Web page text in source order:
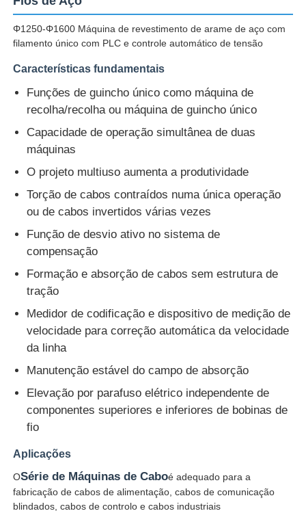
Casa
Produtos
Quem Somos
Fábrica
Controle de Qualidade
Fale Conosco
notícias
Todos os casos
Pedir um orçamento
Linha de produção de extrusão
Φ1250-Φ1600 Máquina de revestimento de arame de aço com
filamento único com PLC e controle automático de tensão
Características fundamentais
Funções de guincho único como máquina de
recolha/recolha ou máquina de guincho único
Capacidade de operação simultânea de duas
máquinas
O projeto multiuso aumenta a produtividade
Torção de cabos contraídos numa única operação
ou de cabos invertidos várias vezes
Função de desvio ativo no sistema de
compensação
Formação e absorção de cabos sem estrutura de
tração
Medidor de codificação e dispositivo de medição de
velocidade para correção automática da velocidade
da linha
Manutenção estável do campo de absorção
Elevação por parafuso elétrico independente de
componentes superiores e inferiores de bobinas de
fio
Aplicações
OSérie de Máquinas de Caboé adequado para a
fabricação de cabos de alimentação, cabos de comunicação
blindados, cabos de controlo e cabos industriais